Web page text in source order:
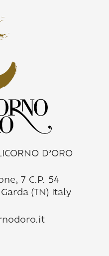
D’ORO
7 C.P. 54
(TN) Italy